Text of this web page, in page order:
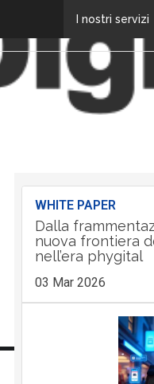
I nostri servizi
WHITE PAPER
Dalla
nuova frontiera
nell’era phygital
03 Mar 2026